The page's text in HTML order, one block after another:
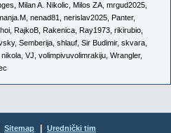
Milan A. Nikolic Milos ZA mrgud2025
nenad81 nerislav2025 Panter,
RajkoB Rakenica Ray1973 rikirubio
, Semberija shlauf Sir Budimir, skvara
VJ volimpivuvolimrakiju Wrangler,
Sitemap Urednički tim